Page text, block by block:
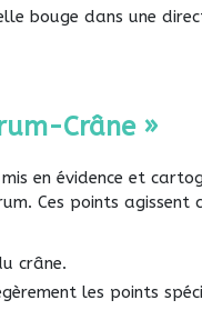
bouge dans une
Crâne »
en évidence et
Ces points agissent
crâne.
les points